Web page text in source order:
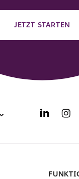
JETZT STARTEN